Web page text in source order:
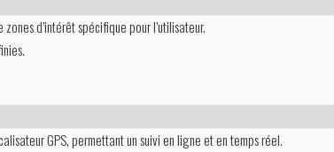
d’intérêt spécifique pour l’utilisateur.
GPS, permettant un suivi en ligne et en temps réel.